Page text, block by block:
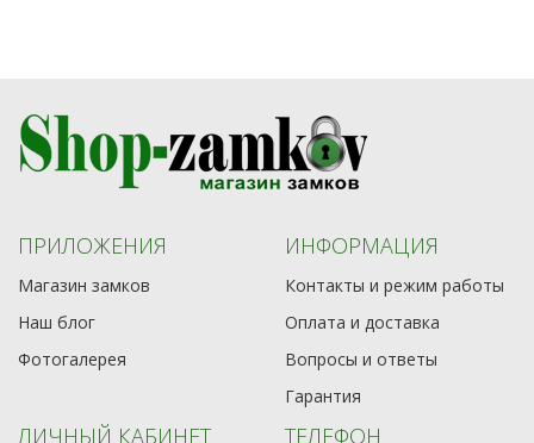
ПРИЛОЖЕНИЯ
Магазин замков
Наш блог
Фотогалерея
ИНФОРМАЦИЯ
Контакты и режим работы
Оплата и доставка
Вопросы и ответы
Гарантия
ЛИЧНЫЙ КАБИНЕТ ТЕЛЕФОН